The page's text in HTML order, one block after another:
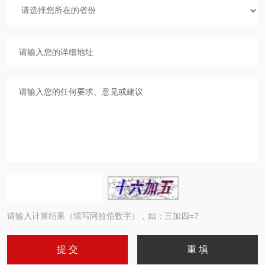
请输入计算结果（填写阿拉伯数字），如：三加四=7